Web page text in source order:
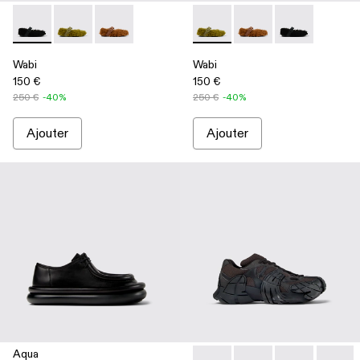
Wabi - A500036-001 - Babies noires en PET recyclé
Wabi - A500036-003 - Babies en PET recyclé vert
Wabi - A500036-002
Wabi
150 €
250 € -40%
Ajouter
Wabi - A500036-003 -
Wabi - A500036-002
Wabi -
Wabi
150 €
250 € -40%
Ajouter
Aqua